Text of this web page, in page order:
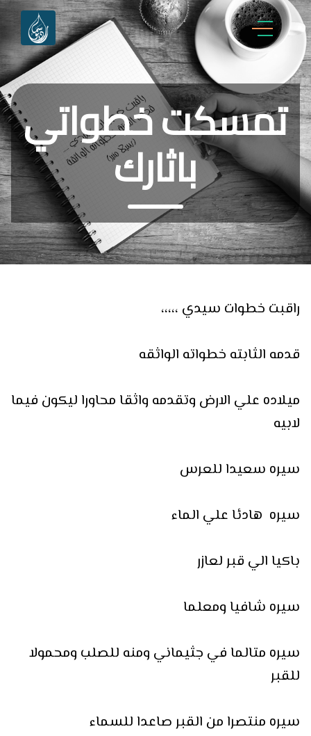
تمسكت خطواتي
باثارك
راقبت خطوات سيدي ،،،،،
قدمه الثابته خطواته الواثقه
ميلاده علي الارض وتقدمه واثقا محاورا ليكون فيما
لابيه
سيره سعيدا للعرس
سيره هادئا علي الماء
باكيا الي قبر لعازر
سيره شافيا ومعلما
سيره متالما في جثيماني ومنه للصلب ومحمولا
للقبر
سيره منتصرا من القبر صاعدا للسماء